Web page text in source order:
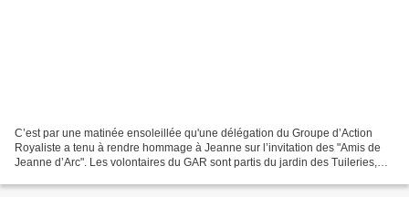
C’est par une matinée ensoleillée qu'une délégation du Groupe d’Action
Royaliste a tenu à rendre hommage à Jeanne sur l’invitation des "Amis de
Jeanne d’Arc". Les volontaires du GAR sont partis du jardin des Tuileries,